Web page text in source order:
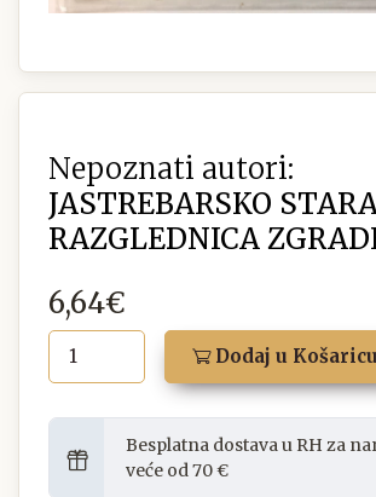
Nepoznati autori:
JASTREBARSKO
RAZGLEDNICA
6,64€
Dodaj u Košaricu
Besplatna dostava u RH za
veće od 70 €